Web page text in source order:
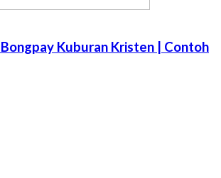
Kuburan Kristen | Contoh